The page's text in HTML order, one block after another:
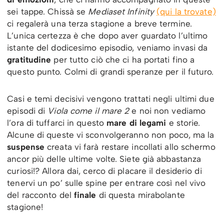
sei tappe. Chissà se Mediaset Infinity (qui la trovate)
ci regalerà una terza stagione a breve termine.
L’unica certezza è che dopo aver guardato l’ultimo
istante del dodicesimo episodio, veniamo invasi da
gratitudine per tutto ciò che ci ha portati fino a
questo punto. Colmi di grandi speranze per il futuro.
Casi e temi decisivi vengono trattati negli ultimi due
episodi di Viola come il mare 2e noi non vediamo
l’ora di tuffarci in questo mare di legami e storie.
Alcune di queste vi sconvolgeranno non poco, ma la
suspense creata vi farà restare incollati allo schermo
ancor più delle ultime volte. Siete già abbastanza
curiosi!? Allora dai, cerco di placare il desiderio di
tenervi un po’ sulle spine per entrare così nel vivo
del racconto del finale di questa mirabolante
stagione!